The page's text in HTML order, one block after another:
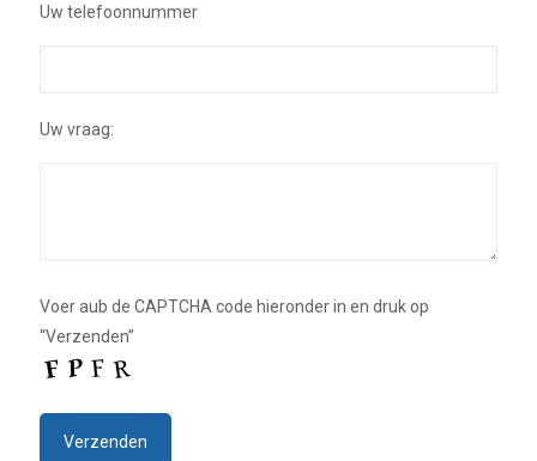
Uw telefoonnummer
Uw vraag:
Voer aub de CAPTCHA code hieronder in en druk op
“Verzenden”